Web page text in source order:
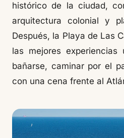
histórico de la ciudad,
arquitectura colonial y
Después, la Playa de Las
las mejores experiencias
bañarse, caminar por el
con una cena frente al